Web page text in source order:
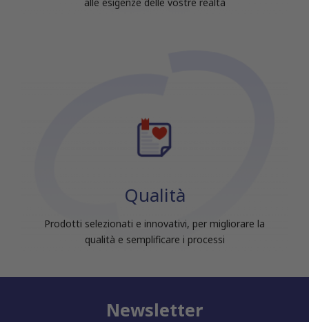
Qualità
Prodotti selezionati e innovativi, per migliorare la
qualità e semplificare i processi
Newsletter